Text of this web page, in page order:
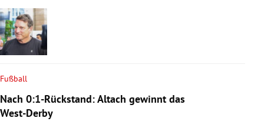
Fußball
Nach 0:1-Rückstand: Altach gewinnt das
West-Derby